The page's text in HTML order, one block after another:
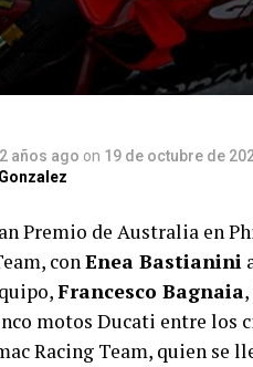
2 años ago on 19 de octubre de
Premio de Australia en
conEnea Bastianini
Francesco Bagnaia
motos Ducati entre los
Racing Team, quien se